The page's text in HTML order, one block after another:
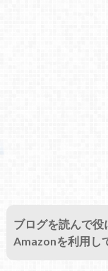
ブログを読んで役
Amazonを利用し